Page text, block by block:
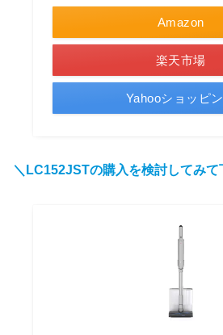
Amazon
楽天市場
Yahooショッピ
＼LC152JSTの購入を検討してみて